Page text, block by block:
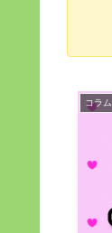
コラム